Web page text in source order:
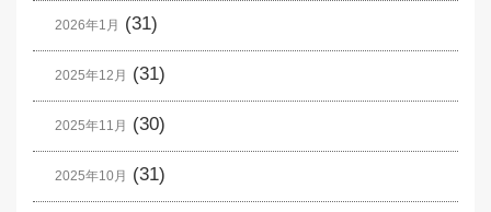
2026年1月 (31)
2025年12月 (31)
2025年11月 (30)
2025年10月 (31)